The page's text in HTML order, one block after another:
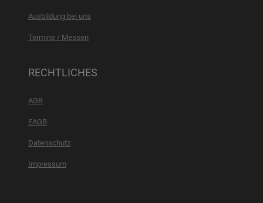
Ausbildung bei uns
Termine / Messen
RECHTLICHES
AGB
EAGB
Datenschutz
Impressum